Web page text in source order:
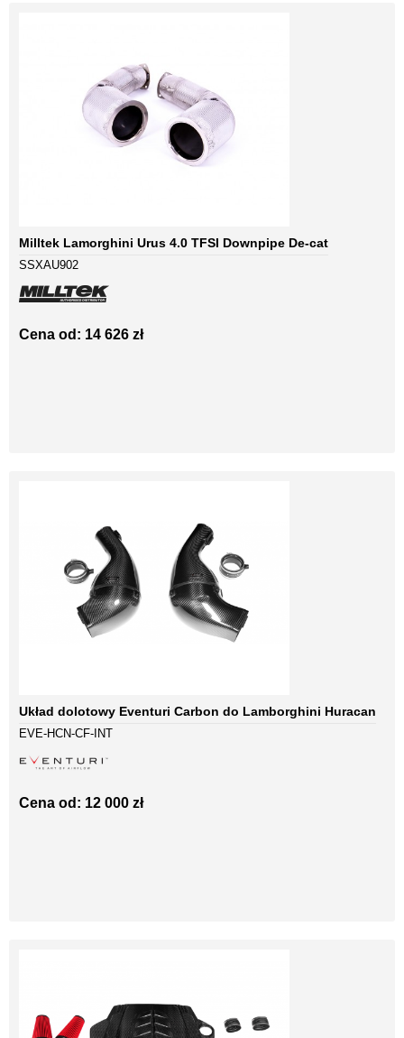
Milltek Lamorghini Urus 4.0 TFSI Downpipe De-cat
SSXAU902
Cena od: 14 626 zł
Układ dolotowy Eventuri Carbon do Lamborghini Huracan
EVE-HCN-CF-INT
Cena od: 12 000 zł